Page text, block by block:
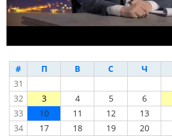
# П В С Ч
31
32
3 4 5 6
33
10 11 12 13
34
17 18 19 20